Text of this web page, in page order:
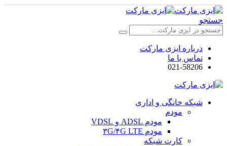
جستجو
درباره ایزی مارکت
تماس با ما
021-58206
شبکه خانگی و اداری
مودم
مودم ADSL و VDSL
مودم ۳G/۴G LTE
کارت شبکه